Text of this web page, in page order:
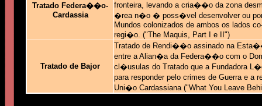
Tratado Federa��o-
Cardassia
fronteira, levando a cria��o da zona
�rea n�o � poss�vel desenvolver ou
Mundos colonizados de ambos os lados
regi�o. ("The Maquis, Part I e II")
Tratado de Bajor
Tratado de Rendi��o assinado na
entre a Alian�a da Federa��o com o
cl�usulas do Tratado que a Fundadora
para responder pelo crimes de Guerra e a
Uni�o Cardassiana ("What You Leave